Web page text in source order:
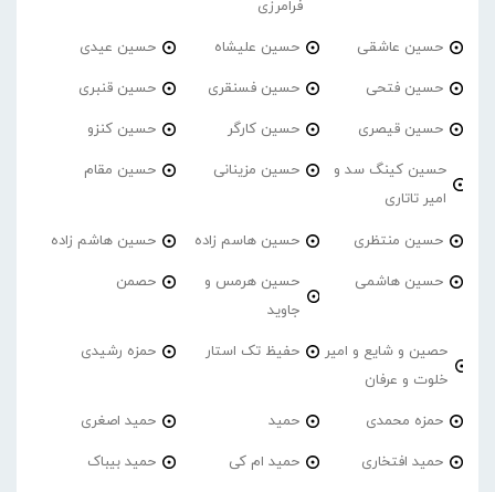
فرامرزی
حسین عاشقی حسین علیشاه حسین عیدی
حسین فتحی حسین فسنقری حسین قنبری
حسین قیصری حسین کارگر حسین کنزو
حسین کینگ سد و
امیر تاتاری
حسین مزینانی حسین مقام
حسین منتظری حسین هاسم زاده حسین هاشم زاده
حسین هاشمی
حسین هرمس و
جاوید
حصمن
حصین و شایع و امیر
خلوت و عرفان
حفیظ تک استار حمزه رشیدی
حمزه محمدی حمید حمید اصغری
حمید افتخاری حمید ام کی حمید بیباک